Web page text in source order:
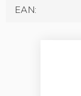
EAN: